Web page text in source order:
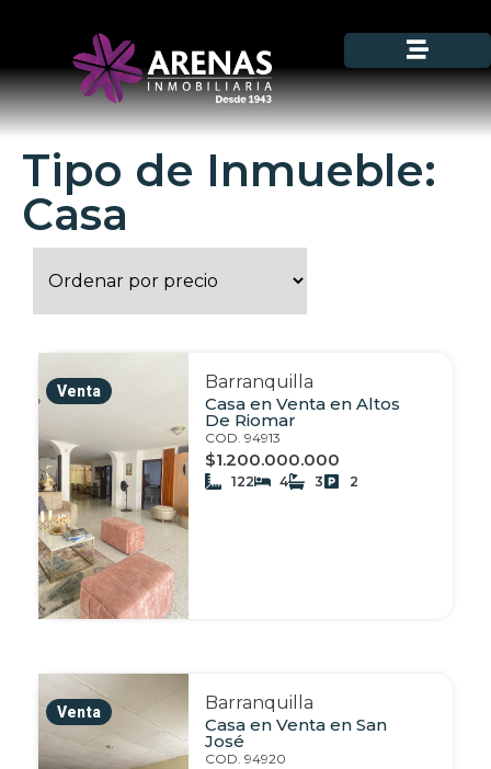
Tipo de Inmueble:
Casa
Venta
Barranquilla
Casa en Venta en Altos
De Riomar
COD. 94913
$1.200.000.000
122 4 3 2
Venta
Barranquilla
Casa en Venta en San
José
COD. 94920